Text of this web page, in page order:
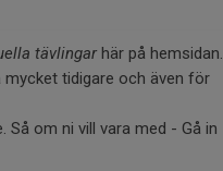
tävlingar här på hemsidan.
tidigare och även för
Så om ni vill vara med - Gå in